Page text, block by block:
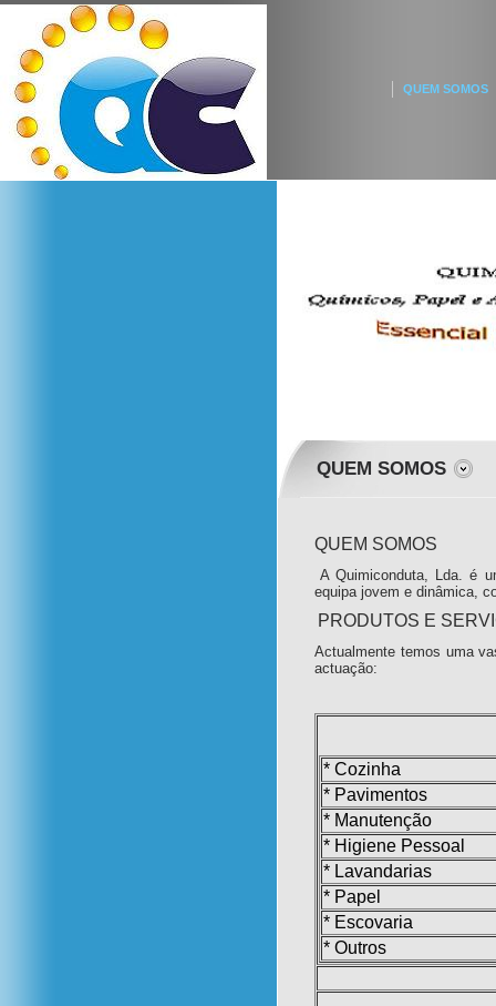
QUEM SOMOS
QUEM SOMOS
QUEM SOMOS
A Quimiconduta, Lda. é
equipa jovem e dinâmica,
PRODUTOS E
Actualmente temos uma
actuação:
* Cozinha
* Pavimentos
* Manutenção
* Higiene Pessoal
* Lavandarias
* Papel
* Escovaria
* Outros